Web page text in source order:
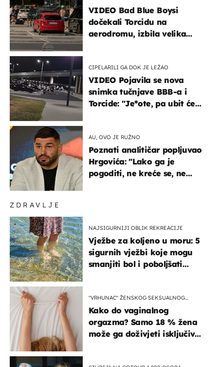
ZDRAVLJE
NAJSIGURNIJI OBLIK REKREACIJE
Vježbe za koljeno u moru: 5
sigurnih vježbi koje mogu
smanjiti bol i poboljšati
"VRHUNAC" ŽENSKOG SEKSUALNOG
Kako do vaginalnog
orgazma? Samo 18 % žena
može ga doživjeti isključivo
VIDEO Bad Blue Boysi
dočekali Torcidu na
aerodromu, izbila velika
CIPELARILI GA DOK JE LEŽAO
VIDEO Pojavila se nova
snimka tučnjave BBB-a i
Torcide: "Je*ote, pa ubit će
AU, OVO JE RUŽNO
Poznati analitičar popljuvao
Hrgovića: "Lako ga je
pogoditi, ne kreće se, ne